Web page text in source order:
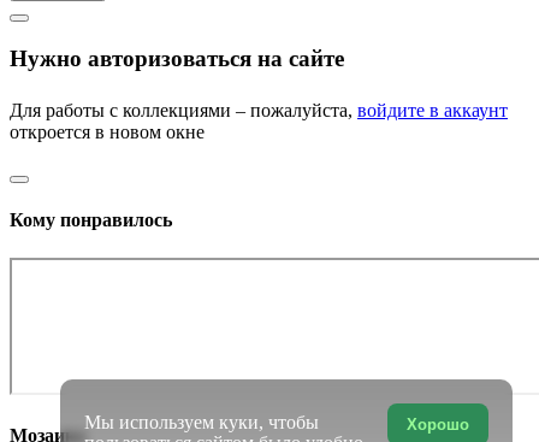
Нужно авторизоваться на сайте
Для работы с коллекциями – пожалуйста, войдите в аккаунт
откроется в новом окне
Кому понравилось
Мозаика
Хорошо
Мы используем куки, чтобы